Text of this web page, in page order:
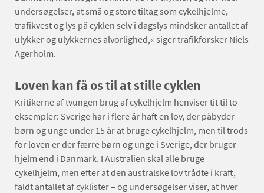
undersøgelser, at små og store tiltag som cykelhjelme,
trafikvest og lys på cyklen selv i dagslys mindsker antallet af
ulykker og ulykkernes alvorlighed,« siger trafikforsker Niels
Agerholm.
Loven kan få os til at stille cyklen
Kritikerne af tvungen brug af cykelhjelm henviser tit til to
eksempler: Sverige har i flere år haft en lov, der påbyder
børn og unge under 15 år at bruge cykelhjelm, men til trods
for loven er der færre børn og unge i Sverige, der bruger
hjelm end i Danmark. I Australien skal alle bruge
cykelhjelm, men efter at den australske lov trådte i kraft,
faldt antallet af cyklister – og undersøgelser viser, at hver